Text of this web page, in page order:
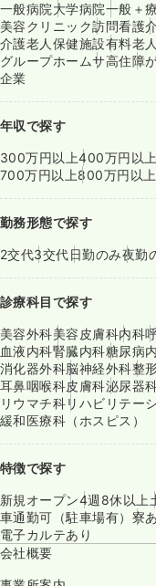
一般病院大学病院一般＋
美容クリニック訪問看護
介護老人保健施設有料老
グループホームサ高住障
企業
年収で探す
300万円以上400万円以上
700万円以上800万円以上
勤務形態で探す
2交代3交代日勤のみ夜勤
診療科目で探す
美容外科美容皮膚科内科
血液内科腎臓内科糖尿病
消化器外科脳神経外科整
耳鼻咽喉科皮膚科泌尿器
リウマチ科リハビリテー
緩和医療科（ホスピス）
特徴で探す
新規オープン4週8休以上
車通勤可（駐車場有） 寮
電子カルテあり
会社概要